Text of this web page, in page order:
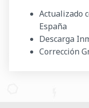
Actualizado
España
Descarga
Corrección